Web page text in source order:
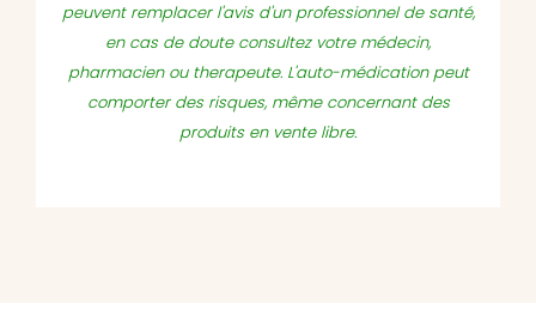
peuvent remplacer l'avis d'un professionnel de santé,
en cas de doute consultez votre médecin,
pharmacien ou therapeute. L'auto-médication peut
comporter des risques, même concernant des
produits en vente libre.